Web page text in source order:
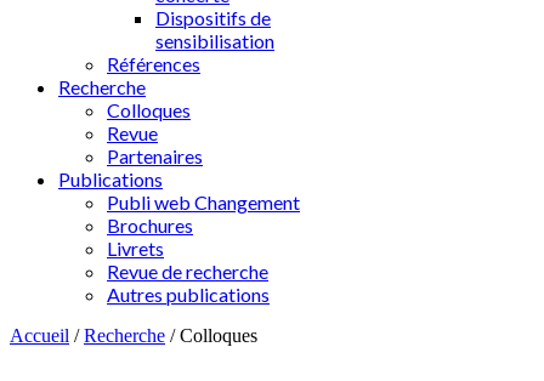
Dispositifs de
sensibilisation
Références
Recherche
Colloques
Revue
Partenaires
Publications
Publi web Changement
Brochures
Livrets
Revue de recherche
Autres publications
Accueil /Recherche /Colloques